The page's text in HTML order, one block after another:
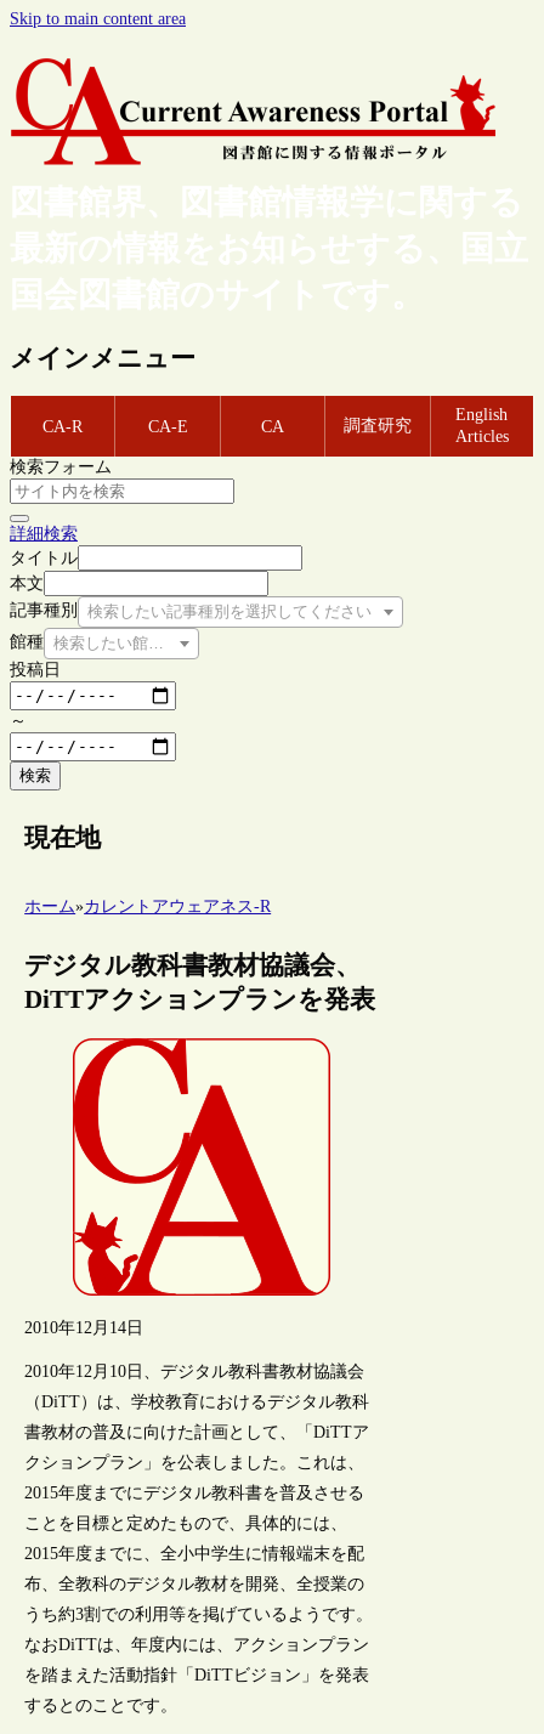
Skip to main content area
図書館界、図書館情報学に関する
最新の情報をお知らせする、国立
国会図書館のサイトです。
メインメニュー
CA-R CA-E CA 調査研究
English
Articles
検索フォーム
詳細検索
タイトル
本文
記事種別
検索したい記事種別を選択してください
館種 検索したい館種を選択してください
投稿日
～
検索
現在地
ホーム»カレントアウェアネス-R
デジタル教科書教材協議会、
DiTTアクションプランを発表
2010年12月14日
2010年12月10日、デジタル教科書教材協議会
（DiTT）は、学校教育におけるデジタル教科
書教材の普及に向けた計画として、「DiTTア
クションプラン」を公表しました。これは、
2015年度までにデジタル教科書を普及させる
ことを目標と定めたもので、具体的には、
2015年度までに、全小中学生に情報端末を配
布、全教科のデジタル教材を開発、全授業の
うち約3割での利用等を掲げているようです。
なおDiTTは、年度内には、アクションプラン
を踏まえた活動指針「DiTTビジョン」を発表
するとのことです。